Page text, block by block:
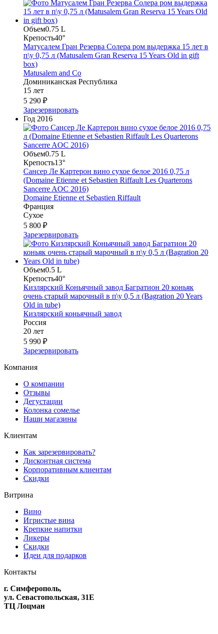
Объем0.75 L
Крепость40°
Матусалем Гран Резерва Солера ром выдержка 15 лет в
п\у 0,75 л (Matusalem Gran Reserva 15 Years Old in gift
box)
Matusalem and Co
Доминиканская Республика
15 лет
5 290 ₽
Зарезервировать
Год 2016
Объем0.75 L
Крепость13°
Сансер Ле Картерон вино сухое белое 2016 0,75 л
(Domaine Etienne et Sebastien Riffault Les Quarterons
Sancerre AOC 2016)
Domaine Etienne et Sebastien Riffault
Франция
Сухое
5 800 ₽
Зарезервировать
Объем0.5 L
Крепость40°
Кизлярский Коньячный завод Багратион 20 коньяк
очень старый марочный в п\у 0,5 л (Bagration 20 Years
Old in tube)
Кизлярский коньячный завод
Россия
20 лет
5 990 ₽
Зарезервировать
Компания
О компании
Отзывы
Дегустации
Колонка сомелье
Наши магазины
Клиентам
Как зарезервировать?
Дисконтная система
Корпоративным клиентам
Скидки
Витрина
Вино
Игристые вина
Крепкие напитки
Ликеры
Скидки
Идеи для подарков
Контакты
г. Симферополь,
ул. Севастопольская, 31Е
ТЦ Лоцман